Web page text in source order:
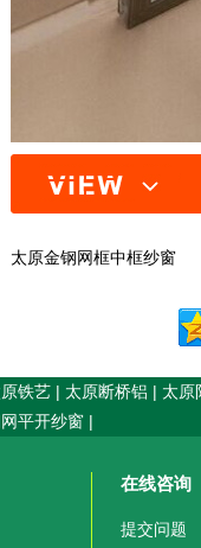
太原金钢网框中框纱窗
铁艺 | 太原断桥铝 | 太原
平开纱窗 |
在线咨询
提交问题